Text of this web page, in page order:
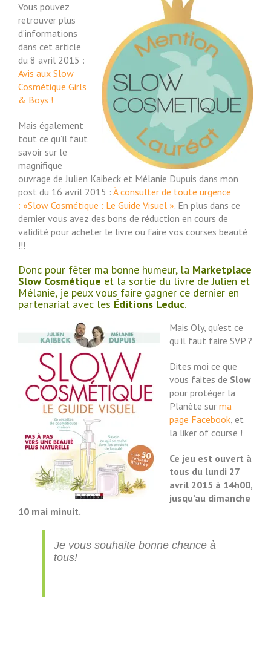
Vous pouvez
retrouver plus
d’informations
dans cet article
du 8 avril 2015 :
Avis aux Slow
Cosmétique Girls
& Boys !
Mais également
tout ce qu’il faut
savoir sur le
magnifique
ouvrage de Julien Kaibeck et Mélanie Dupuis dans mon
post du 16 avril 2015 : À consulter de toute urgence
: »Slow Cosmétique : Le Guide Visuel ». En plus dans ce
dernier vous avez des bons de réduction en cours de
validité pour acheter le livre ou faire vos courses beauté
!!!
Donc pour fêter ma bonne humeur, la Marketplace
Slow Cosmétique et la sortie du livre de Julien et
Mélanie, je peux vous faire gagner ce dernier en
partenariat avec les Éditions Leduc.
Mais Oly, qu’est ce
qu’il faut faire SVP ?
Dites moi ce que
vous faites de Slow
pour protéger la
Planète sur ma
page Facebook, et
la liker of course !
Ce jeu est ouvert à
tous du lundi 27
avril 2015 à 14h00,
jusqu’au dimanche
10 mai minuit.
Je vous souhaite bonne chance à
tous!